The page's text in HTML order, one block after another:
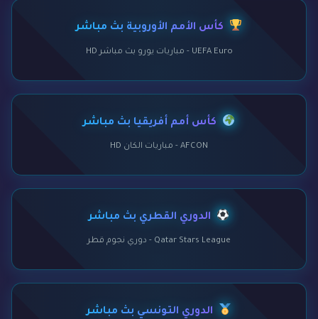
كأس الأمم الأوروبية بث مباشر
UEFA Euro - مباريات يورو بث مباشر HD
كأس أمم أفريقيا بث مباشر
AFCON - مباريات الكان HD
الدوري القطري بث مباشر
Qatar Stars League - دوري نجوم قطر
الدوري التونسي بث مباشر